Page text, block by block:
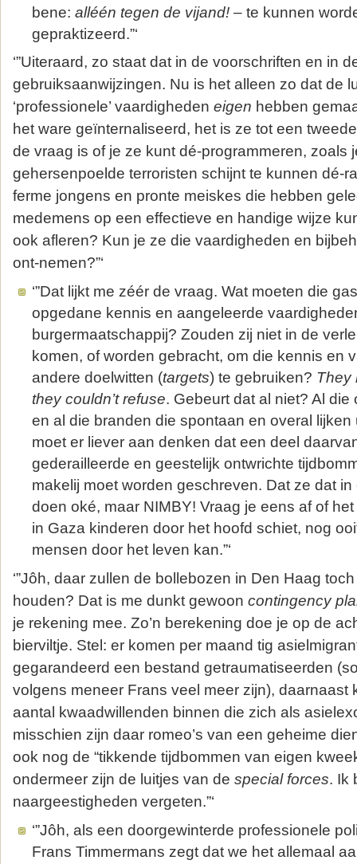
bene: alléén tegen de vijand! – te kunnen
gepraktizeerd.”‘
‘”Uiteraard, zo staat dat in de voorschriften en in
gebruiksaanwijzingen. Nu is het alleen zo dat de
‘professionele’ vaardigheden eigen hebben
het ware geïnternaliseerd, het is ze tot een
de vraag is of je ze kunt dé-programmeren, zoals
gehersenpoelde terroristen schijnt te kunnen dé-
ferme jongens en pronte meiskes die hebben
medemens op een effectieve en handige wijze
ook afleren? Kun je ze die vaardigheden en
ont-nemen?”‘
‘”Dat lijkt me zéér de vraag. Wat moeten die
opgedane kennis en aangeleerde
burgermaatschappij? Zouden zij niet in de
komen, of worden gebracht, om die kennis en
andere doelwitten (targets) te gebruiken? They
they couldn’t refuse. Gebeurt dat al niet? Al die
en al die branden die spontaan en overal lijken
moet er liever aan denken dat een deel
gederailleerde en geestelijk ontwrichte
makelij moet worden geschreven. Dat ze dat
doen oké, maar NIMBY! Vraag je eens af of
in Gaza kinderen door het hoofd schiet, nog
mensen door het leven kan.”‘
‘”Jôh, daar zullen de bollebozen in Den Haag
houden? Dat is me dunkt gewoon contingency
je rekening mee. Zo’n berekening doe je op de
bierviltje. Stel: er komen per maand tig
gegarandeerd een bestand getraumatiseerden
volgens meneer Frans veel meer zijn), daarnaast
aantal kwaadwillenden binnen die zich als
misschien zijn daar romeo’s van een geheime
ook nog de “tikkende tijdbommen van eigen
ondermeer zijn de luitjes van de special forces. Ik
naargeestigheden vergeten.”‘
‘”Jôh, als een doorgewinterde professionele
Frans Timmermans zegt dat we het allemaal